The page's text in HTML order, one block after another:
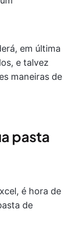
em última
e talvez
maneiras de
pasta
é hora de
de